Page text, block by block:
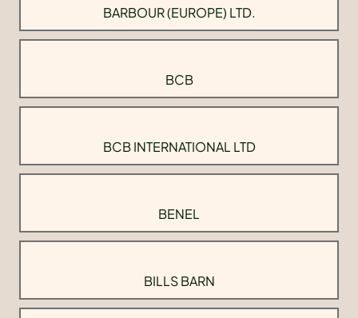
BARBOUR (EUROPE) LTD.
BCB
BCB INTERNATIONAL LTD
BENEL
BILLS BARN